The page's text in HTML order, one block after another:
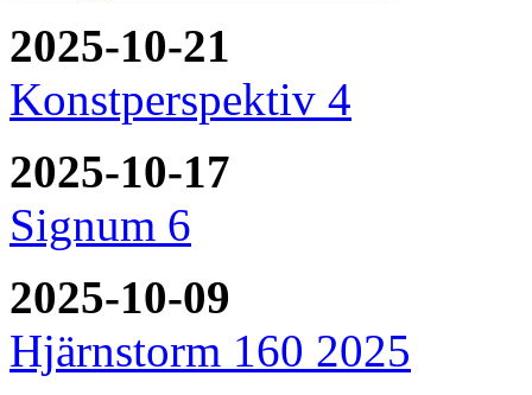
2025-10-21
Konstperspektiv 4
2025-10-17
Signum 6
2025-10-09
Hjärnstorm 160 2025